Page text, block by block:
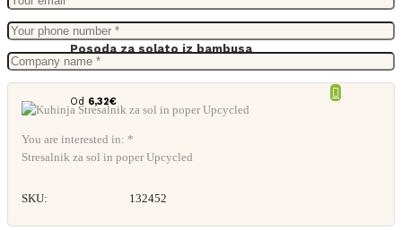
Posoda za solato iz bambusa
Od 6,32€
You are interested in: *
Stresalnik za sol in poper Upcycled
SKU: 132452